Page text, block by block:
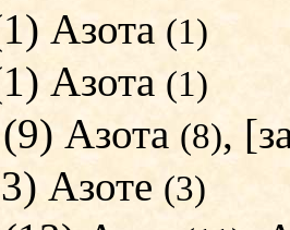
Азота (1)
Азота(1)
(9) Азота (8),
Азоте (3)